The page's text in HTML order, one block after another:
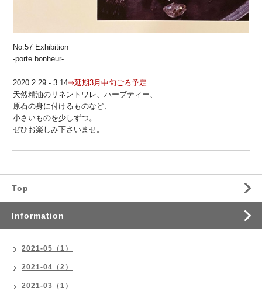
No:57 Exhibition
-porte bonheur-
2020 2.29 - 3.14⇛延期3月中旬ごろ予定
天然精油のリネントワレ、ハーブティー、
原石の身に付けるものなど、
小さいものを少しずつ。
ぜひお楽しみ下さいませ。
Top
Information
2021-05（1）
2021-04（2）
2021-03（1）